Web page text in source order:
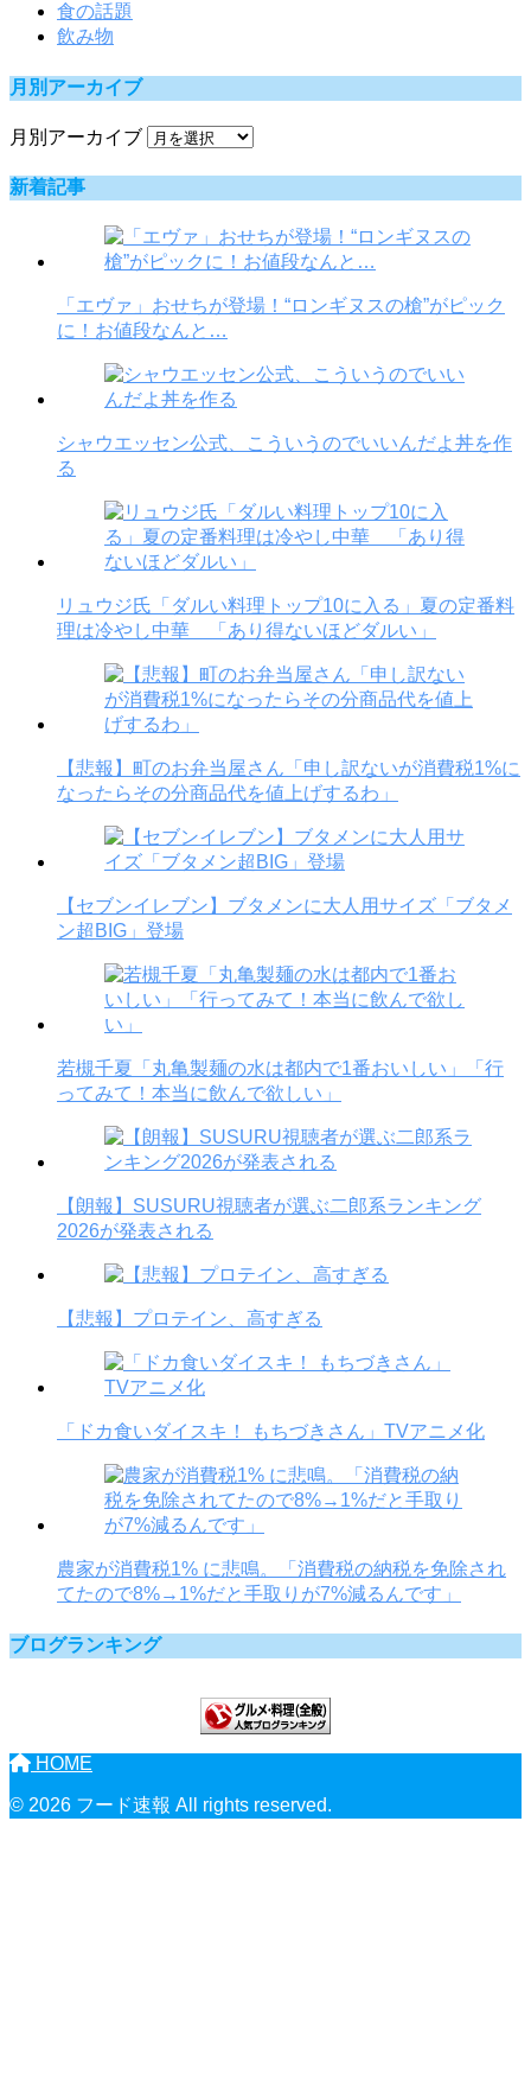
食の話題
飲み物
月別アーカイブ
月別アーカイブ
新着記事
「エヴァ」おせちが登場！“ロンギヌスの槍”がピック
に！お値段なんと…
シャウエッセン公式、こういうのでいいんだよ丼を作
る
リュウジ氏「ダルい料理トップ10に入る」夏の定番料
理は冷やし中華 「あり得ないほどダルい」
【悲報】町のお弁当屋さん「申し訳ないが消費税1%に
なったらその分商品代を値上げするわ」
【セブンイレブン】ブタメンに大人用サイズ「ブタメ
ン超BIG」登場
若槻千夏「丸亀製麺の水は都内で1番おいしい」「行
ってみて！本当に飲んで欲しい」
【朗報】SUSURU視聴者が選ぶ二郎系ランキング
2026が発表される
【悲報】プロテイン、高すぎる
「ドカ食いダイスキ！ もちづきさん」TVアニメ化
農家が消費税1% に悲鳴。「消費税の納税を免除され
てたので8%→1%だと手取りが7%減るんです」
ブログランキング
HOME
© 2026 フード速報 All rights reserved.